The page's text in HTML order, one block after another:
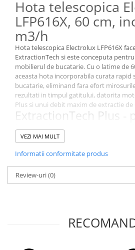
Hota telescopica
LFP616X, 60 cm,
m3/h
Hota telescopica Electrolux LFP616X
ExtractionTech si este conceputa
mobilierul de bucatarie. Cu o latime de
aceasta hota incorporabila curata rapid
bucatarie, eliminand fara efort
rezultati in timpul gatitului, datorita
Plus si unui debit maxim de extractie de
ExtractionTech Plus -
inalta in extragerea
Motorul ExtractionTech Plus asigura o
debit de extractie reglabil intre 220 si
LFP616X mentine aerul curat si
intens gatesti.
Pure Illumination -
zonei de gatit, cu o temperatura a luminii
VEZI MAI MULT
Informatii conformitate produs
Review-uri(0)